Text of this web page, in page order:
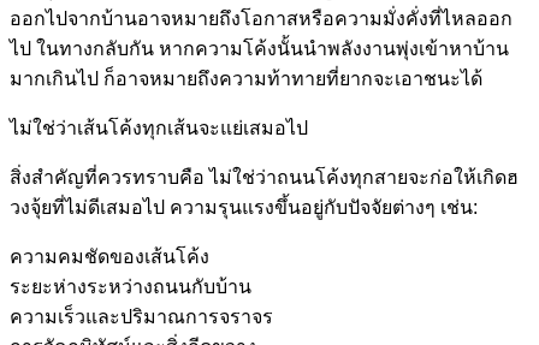
ออกไปจากบ้านอาจหมายถึงโอกาสหรือความมั่งคั่งที่ไหลออก
ไป ในทางกลับกัน หากความโค้งนั้นนำพลังงานพุ่งเข้าหาบ้าน
มากเกินไป ก็อาจหมายถึงความท้าทายที่ยากจะเอาชนะได้
ไม่ใช่ว่าเส้นโค้งทุกเส้นจะแย่เสมอไป
สิ่งสำคัญที่ควรทราบคือ ไม่ใช่ว่าถนนโค้งทุกสายจะก่อให้เกิดฮ
วงจุ้ยที่ไม่ดีเสมอไป ความรุนแรงขึ้นอยู่กับปัจจัยต่างๆ เช่น:
ความคมชัดของเส้นโค้ง
ระยะห่างระหว่างถนนกับบ้าน
ความเร็วและปริมาณการจราจร